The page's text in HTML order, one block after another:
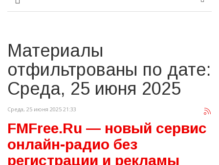
Материалы
отфильтрованы по дате:
Среда, 25 июня 2025
Среда, 25 июня 2025 21:33
FMFree.Ru — новый сервис
онлайн-радио без
регистрации и рекламы